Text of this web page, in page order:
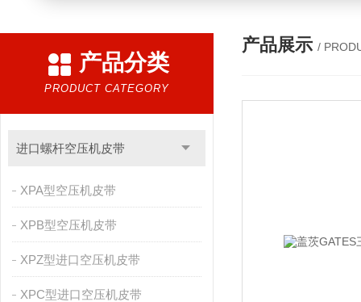
产品分类
PRODUCT CATEGORY
进口螺杆空压机皮带
XPA型空压机皮带
XPB型空压机皮带
XPZ型进口空压机皮带
XPC型进口空压机皮带
产品展示 /